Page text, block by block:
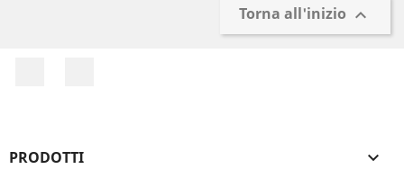
Torna all'inizio 
PRODOTTI 